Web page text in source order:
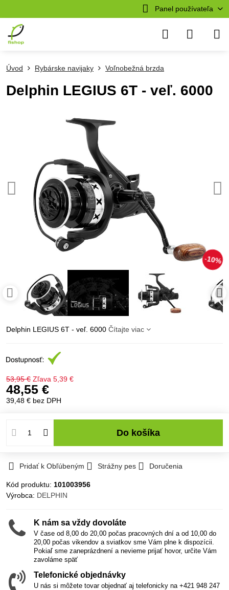
Panel používateľa
10%
Úvod Rybárske navijaky Voľnobežná brzda
Delphin LEGIUS 6T - veľ. 6000
Delphin LEGIUS 6T - veľ. 6000 Čítajte viac
53,95 € Zľava 5,39 €
48,55 €
39,48 € bez DPH
Do košíka
Pridať k Obľúbeným Strážny pes Doručenia
Kód produktu: 101003956
Výrobca: DELPHIN
K nám sa vždy dovoláte
V čase od 8,00 do 20,00 počas pracovných dní a od 10,00 do
20,00 počas vikendov a sviatkov sme Vám plne k dispozícii.
Pokiaľ sme zaneprázdnení a nevieme prijať hovor, určite Vám
zavoláme späť
Telefonické objednávky
U nás si môžete tovar objednať aj telefonicky na +421 948 247